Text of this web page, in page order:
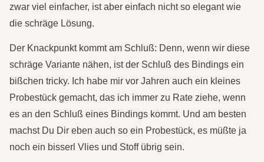
zwar viel einfacher, ist aber einfach nicht so elegant wie
die schräge Lösung.
Der Knackpunkt kommt am Schluß: Denn, wenn wir diese
schräge Variante nähen, ist der Schluß des Bindings ein
bißchen tricky. Ich habe mir vor Jahren auch ein kleines
Probestück gemacht, das ich immer zu Rate ziehe, wenn
es an den Schluß eines Bindings kommt. Und am besten
machst Du Dir eben auch so ein Probestück, es müßte ja
noch ein bisserl Vlies und Stoff übrig sein.